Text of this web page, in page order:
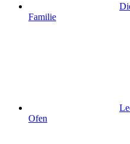
Familie
Ofen